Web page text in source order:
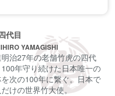
イン
代目
YAMAGISHI
治27年の老舗竹虎の四代
100年守り続けた日本唯一の
次の100年に繋ぐ。日本で
けの世界竹大使。